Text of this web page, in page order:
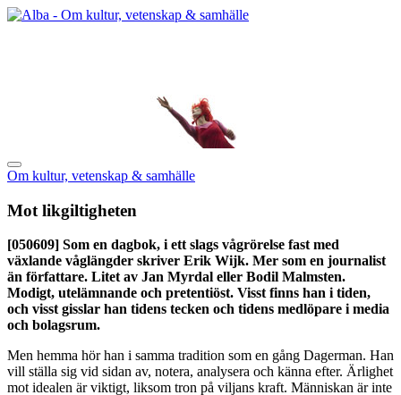
Om kultur, vetenskap & samhälle
Mot likgiltigheten
[050609] Som en dagbok, i ett slags vågrörelse fast med
växlande våglängder skriver Erik Wijk. Mer som en journalist
än författare. Litet av Jan Myrdal eller Bodil Malmsten.
Modigt, utelämnande och pretentiöst. Visst finns han i tiden,
och visst gisslar han tidens tecken och tidens medlöpare i media
och bolagsrum.
Men hemma hör han i samma tradition som en gång Dagerman. Han
vill ställa sig vid sidan av, notera, analysera och känna efter. Ärlighet
mot idealen är viktigt, liksom tron på viljans kraft. Människan är inte